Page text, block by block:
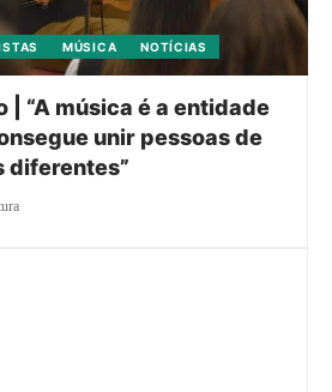
MÚSICA
NOTÍCIAS
| “A música é a entidade
unir pessoas de
diferentes”